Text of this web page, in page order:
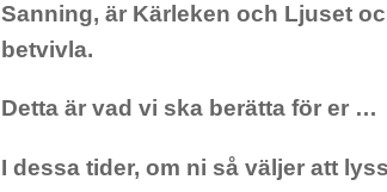
Sanning, är Kärleken och Ljuset
betvivla.
Detta är vad vi ska berätta för er …
I dessa tider, om ni så väljer att